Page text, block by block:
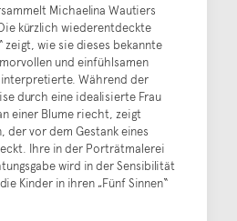
Michaelina Wautiers
kürzlich wiederentdeckte
zeigt, wie sie dieses bekannte
und einfühlsamen
Während der
durch eine idealisierte Frau
einer Blume riecht, zeigt
der vor dem Gestank eines
Ihre in der Porträtmalerei
wird in der Sensibilität
Kinder in ihren „Fünf Sinnen“